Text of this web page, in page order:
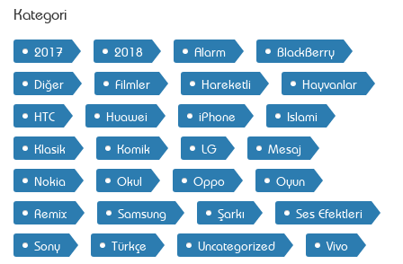
Kategori
2017 2018 Alarm
BlackBerry
Diğer
Filmler Hareketli
Hayvanlar
HTC
Huawei iPhone
Islami
Klasik
Komik LG
Mesaj
Nokia
Okul Oppo
Oyun
Remix
Samsung Şarkı
Ses Efektleri
Sony
Türkçe Uncategorized Vivo